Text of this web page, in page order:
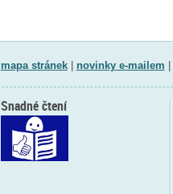
mapa stránek| novinky e-mailem |
Snadné čtení